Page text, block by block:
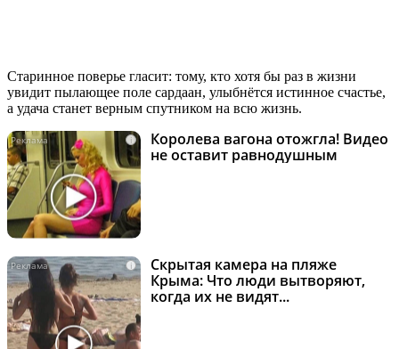
Старинное поверье гласит: тому, кто хотя бы раз в жизни
увидит пылающее поле сардаан, улыбнётся истинное счастье,
а удача станет верным спутником на всю жизнь.
i
Королева вагона отожгла! Видео
не оставит равнодушным
i
Скрытая камера на пляже
Крыма: Что люди вытворяют,
когда их не видят...